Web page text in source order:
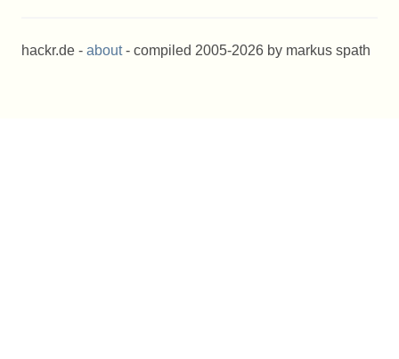
hackr.de - about- compiled 2005-2026 by markus spath